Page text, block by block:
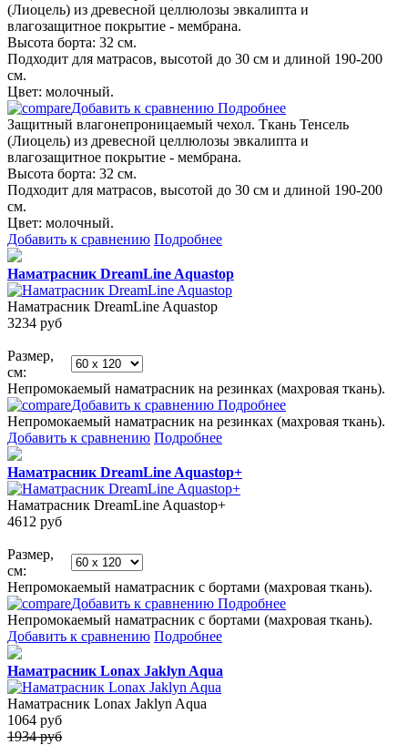
(Лиоцель) из древесной целлюлозы эвкалипта и
влагозащитное покрытие - мембрана.
Высота борта: 32 см.
Подходит для матрасов, высотой до 30 см и длиной 190-200
см.
Цвет: молочный.
Добавить к сравнению Подробнее
Защитный влагонепроницаемый чехол. Ткань Тенсель
(Лиоцель) из древесной целлюлозы эвкалипта и
влагозащитное покрытие - мембрана.
Высота борта: 32 см.
Подходит для матрасов, высотой до 30 см и длиной 190-200
см.
Цвет: молочный.
Добавить к сравнению Подробнее
Наматрасник DreamLine Aquastop
Наматрасник DreamLine Aquastop
3234 руб
Размер,
см:
Непромокаемый наматрасник на резинках (махровая ткань).
Добавить к сравнению Подробнее
Непромокаемый наматрасник на резинках (махровая ткань).
Добавить к сравнению Подробнее
Наматрасник DreamLine Aquastop+
Наматрасник DreamLine Aquastop+
4612 руб
Размер,
см:
Непромокаемый наматрасник с бортами (махровая ткань).
Добавить к сравнению Подробнее
Непромокаемый наматрасник с бортами (махровая ткань).
Добавить к сравнению Подробнее
Наматрасник Lonax Jaklyn Aqua
Наматрасник Lonax Jaklyn Aqua
1064 руб
1934 руб